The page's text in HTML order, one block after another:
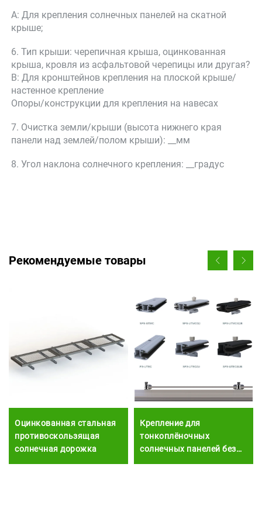
A: Для крепления солнечных панелей на скатной
крыше;
6. Тип крыши: черепичная крыша, оцинкованная
крыша, кровля из асфальтовой черепицы или другая?
B: Для кронштейнов крепления на плоской крыше/
настенное крепление
Опоры/конструкции для крепления на навесах
7. Очистка земли/крыши (высота нижнего края
панели над землей/полом крыши): __мм
8. Угол наклона солнечного крепления: __градус
Рекомендуемые товары
Оцинкованная стальная
противоскользящая
солнечная дорожка
Крепление для
тонкоплёночных
солнечных панелей без